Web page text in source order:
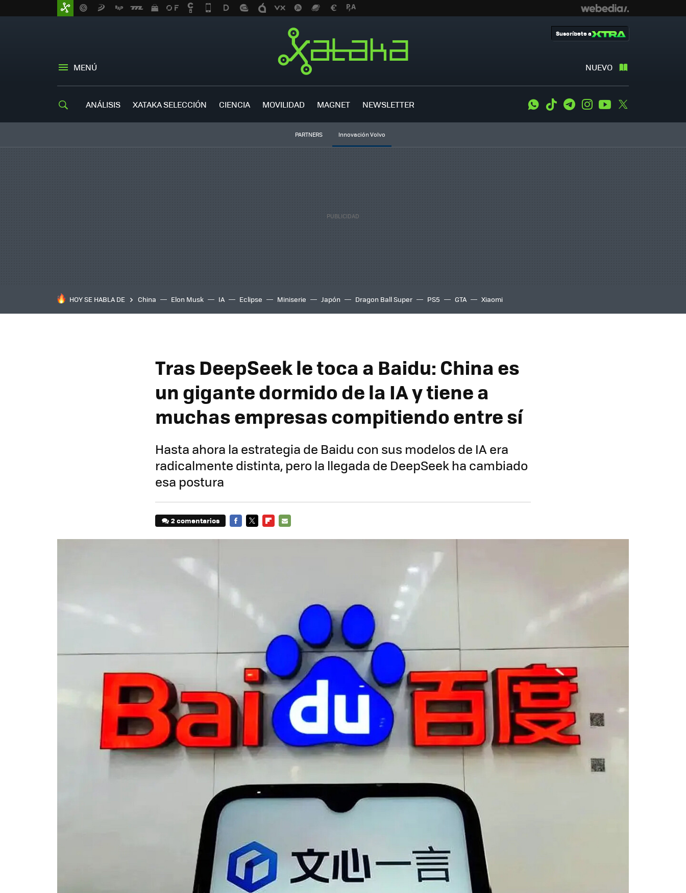
MENÚ NUEVO
Suscríbete a
ANÁLISIS XATAKA SELECCIÓN CIENCIA MOVILIDAD MAGNET NEWSLETTER WhatsApp
Tiktok TelegramInstagramYoutube
PARTNERS Innovación Volvo
HOY SE HABLA DE China Elon Musk IA Eclipse Miniserie Japón Dragon Ball Super PS5 GTA Xiaomi
Tras DeepSeek le toca a Baidu: China es
un gigante dormido de la IA y tiene a
muchas empresas compitiendo entre sí
Hasta ahora la estrategia de Baidu con sus modelos de IA era
radicalmente distinta, pero la llegada de DeepSeek ha cambiado
esa postura
2 comentarios